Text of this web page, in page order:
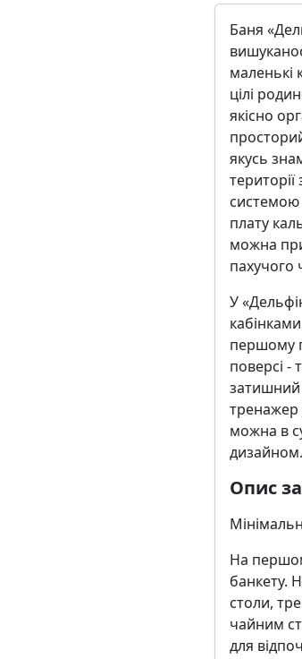
Баня
маленькі
цілі
якісно
якусь
системою
плату
можна
пахучого
У
першому
поверсі -
затишний
тренажер
можна в
дизайном.
Опис
На
банкету.
столи,
чайним
для